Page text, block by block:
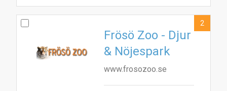
Frösö Zoo - Djur
& Nöjespark
www.frosozoo.se
2